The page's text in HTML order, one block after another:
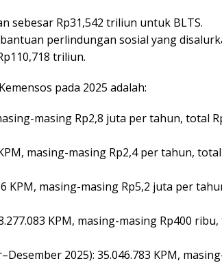
sebesar Rp31,542 triliun untuk BLTS.
perlindungan sosial yang
triliun.
pada 2025 adalah:
masing Rp2,8 juta per tahun, total
masing-masing Rp2,4 per tahun,
KPM, masing-masing Rp5,2 juta per
KPM, masing-masing Rp400
2025): 35.046.783 KPM,